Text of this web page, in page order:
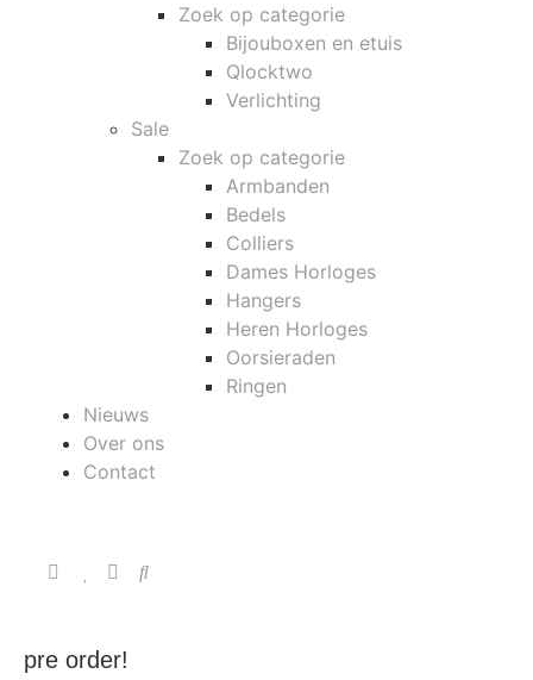
Zoek op categorie
Bijouboxen en etuis
Qlocktwo
Verlichting
Sale
Zoek op categorie
Armbanden
Bedels
Colliers
Dames Horloges
Hangers
Heren Horloges
Oorsieraden
Ringen
Nieuws
Over ons
Contact
pre order!